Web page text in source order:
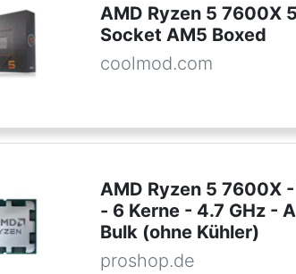
AMD Ryzen 5 7600X
Socket AM5 Boxed
coolmod.com
AMD Ryzen 5 7600X
- 6 Kerne - 4.7 GHz -
Bulk (ohne Kühler)
proshop.de